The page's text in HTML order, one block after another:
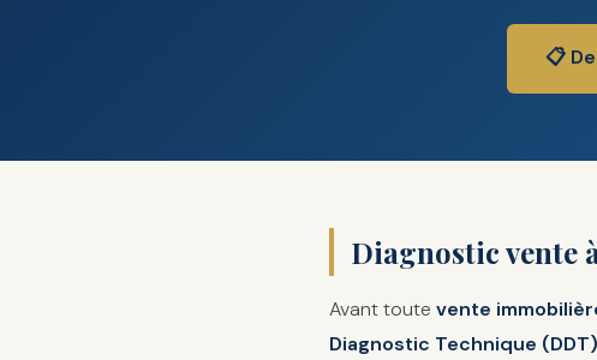
📋
Diagnostic vente
Avant toute vente
Diagnostic Technique (DDT)